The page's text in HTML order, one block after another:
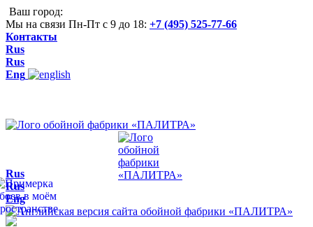
Ваш город:
Мы на связи Пн-Пт с 9 до 18: +7 (495) 525-77-66
Контакты
Rus
Rus
Eng
Rus
Rus
Eng